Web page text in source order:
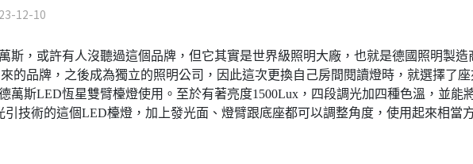
12-10
斯，或許有人沒聽過這個品牌，但它其實是世界級照明大廠，也就是德國照明製造
的品牌，之後成為獨立的照明公司，因此這次更換自己房間閱讀燈時，就選擇了座
萬斯LED恆星雙臂檯燈使用。至於有著亮度1500Lux，四段調光加四種色溫，並能
引技術的這個LED檯燈，加上發光面、燈臂跟底座都可以調整角度，使用起來相當